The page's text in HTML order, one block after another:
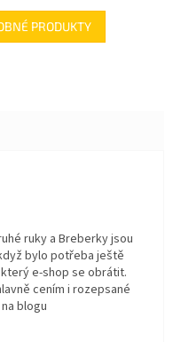
PRODUKTY
5 hvězdiček.
ruky a Breberky jsou
bylo potřeba ještě
e-shop se obrátit.
cením i rozepsané
blogu